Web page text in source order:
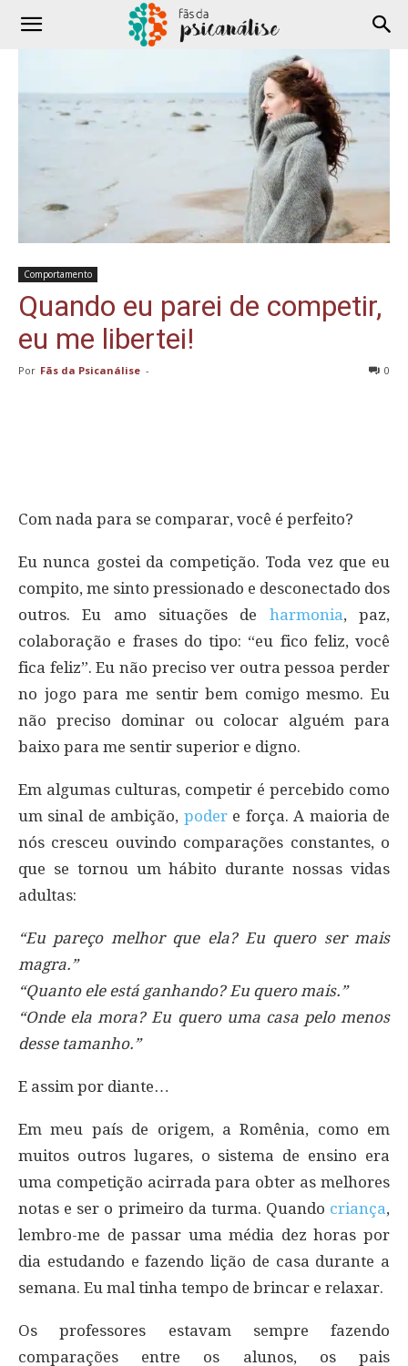
Comportamento
Quando eu parei de competir,
eu me libertei!
Por Fãs da Psicanálise - 0
Com nada para se comparar, você é perfeito?
Eu nunca gostei da competição. Toda vez que eu
compito, me sinto pressionado e desconectado dos
outros. Eu amo situações de harmonia, paz,
colaboração e frases do tipo: “eu fico feliz, você
fica feliz”. Eu não preciso ver outra pessoa perder
no jogo para me sentir bem comigo mesmo. Eu
não preciso dominar ou colocar alguém para
baixo para me sentir superior e digno.
Em algumas culturas, competir é percebido como
um sinal de ambição, podere força. A maioria de
nós cresceu ouvindo comparações constantes, o
que se tornou um hábito durante nossas vidas
adultas:
“Eu pareço melhor que ela? Eu quero ser mais
magra.”
“Quanto ele está ganhando? Eu quero mais.”
“Onde ela mora? Eu quero uma casa pelo menos
desse tamanho.”
E assim por diante…
Em meu país de origem, a Romênia, como em
muitos outros lugares, o sistema de ensino era
uma competição acirrada para obter as melhores
notas e ser o primeiro da turma. Quando criança,
lembro-me de passar uma média dez horas por
dia estudando e fazendo lição de casa durante a
semana. Eu mal tinha tempo de brincar e relaxar.
Os professores estavam sempre fazendo
comparações entre os alunos, os pais